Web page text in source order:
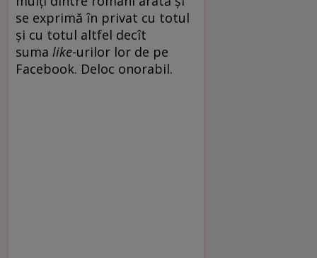
se exprimă în privat cu totul
și cu totul altfel decît
suma like-urilor lor de pe
Facebook. Deloc onorabil.